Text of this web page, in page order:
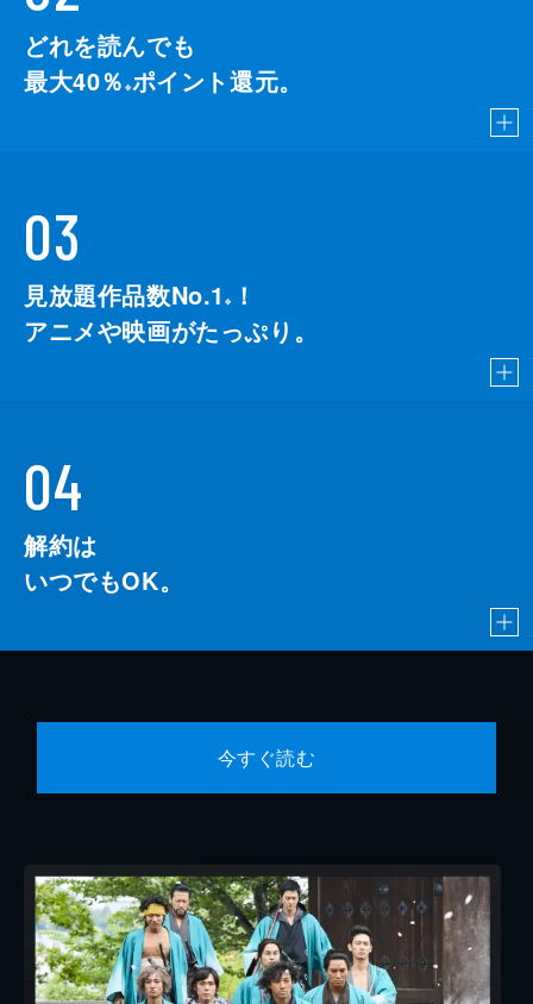
どれを読んでも
最大40％ ※ポイント還元。
03
見放題作品数No.1 ※
！
アニメや映画がたっぷり。
04
解約は
いつでもOK。
今すぐ読む